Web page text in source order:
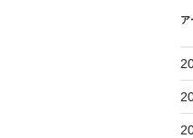
ア